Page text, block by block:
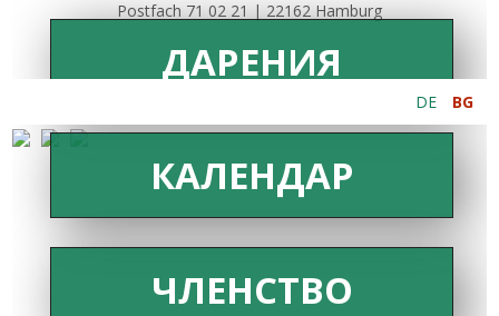
Postfach 71 02 21 | 22162 Hamburg
DE BG
ДАРЕНИЯ
КАЛЕНДАР
ЧЛЕНСТВО